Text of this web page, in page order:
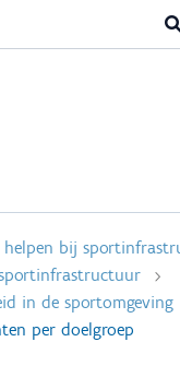
helpen bij
in de sportomgeving
per doelgroep